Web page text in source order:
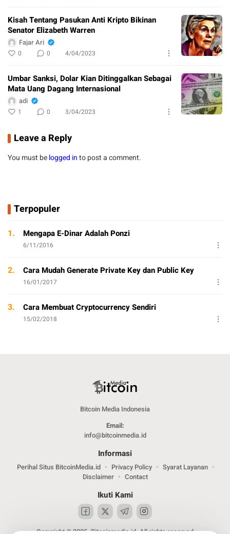
Kisah Tentang Pasukan Anti Kripto Bikinan
Senator Elizabeth Warren
Fajar Ari
0 0 4/04/2023
Umbar Sanksi, Dolar Kian Ditinggalkan Sebagai
Mata Uang Dagang Internasional
adi
1 0 3/04/2023
Leave a Reply
You must belogged into post a comment.
Terpopuler
1. Mengapa E-Dinar Adalah Ponzi
6/11/2016
2. Cara Mudah Generate Private Key dan Public Key
16/01/2017
3. Cara Membuat Cryptocurrency Sendiri
15/02/2018
Bitcoin Media Indonesia
Email:
info@bitcoinmedia.id
Informasi
Perihal Situs BitcoinMedia.id Privacy Policy
Syarat Layanan
Disclaimer
Contact
Ikuti Kami
Copyright © 2025. Bitcoinmedia.id. All rights reserved